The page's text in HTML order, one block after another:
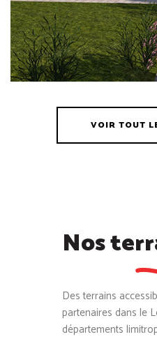
VOIR TOUT
Nos
Des terrains
partenaires dans le
départements